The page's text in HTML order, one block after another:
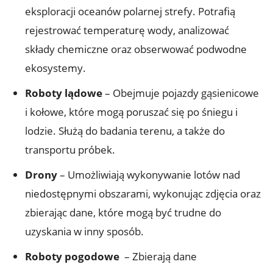
eksploracji oceanów polarnej strefy. Potrafią
⁢rejestrować temperaturę wody, analizować
składy chemiczne oraz obserwować podwodne
ekosystemy.
Roboty lądowe– Obejmuje ⁣pojazdy gąsienicowe
i kołowe, które mogą poruszać się po śniegu ⁣i
lodzie. Służą do ‌badania‍ terenu, a także do
transportu próbek.
Drony– ⁤Umożliwiają wykonywanie lotów nad⁣
niedostępnymi obszarami, wykonując zdjęcia oraz
zbierając dane, które mogą być trudne‍ do‍
uzyskania w inny ⁢sposób.
Roboty pogodowe ‍ – Zbierają dane‍